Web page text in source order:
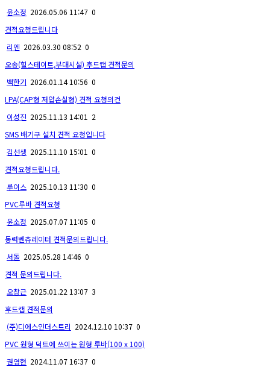
윤소정 2026.05.06 11:47 0
견적요청드립니다
리엔 2026.03.30 08:52 0
오송(힐스테이트,부대시설) 후드캡 견적문의
백한기 2026.01.14 10:56 0
LPA(CAP형 저압손실형) 견적 요청의건
이성진 2025.11.13 14:01 2
SMS 배기구 설치 견적 요청입니다
김선생 2025.11.10 15:01 0
견적요청드립니다.
루이스 2025.10.13 11:30 0
PVC루바 견적요청
윤소정 2025.07.07 11:05 0
동력벤츄레이터 견적문의드립니다.
서돌 2025.05.28 14:46 0
견적 문의드립니다.
오창근 2025.01.22 13:07 3
후드캡 견적문의
(주)디에스인더스트리 2024.12.10 10:37 0
PVC 원형 덕트에 쓰이는 원형 루바(100 x 100)
권영현 2024.11.07 16:37 0